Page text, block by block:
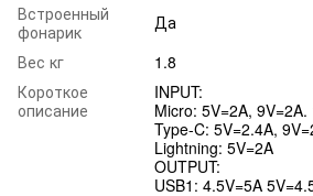
Встроенный
фонарик
Да
Вес кг
1.8
Короткое
описание
INPUT:
Micro: 5V=2A, 9V=2A.
Type-C: 5V=2.4A,
Lightning: 5V=2A
OUTPUT:
USB1: 4.5V=5A